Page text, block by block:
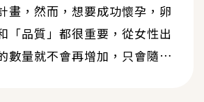
畫，然而，想要成功懷孕，卵
「品質」都很重要，從女性出
數量就不會再增加，只會隨著